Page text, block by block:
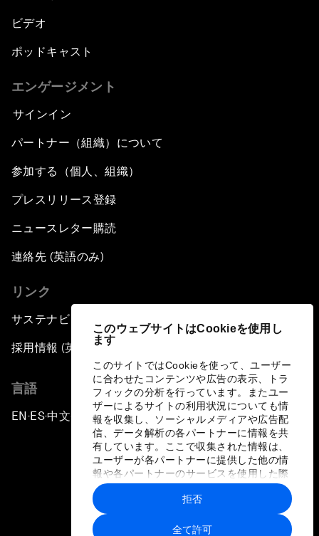
このウェブサイトはCookieを使用し
ます
このサイトではCookieを使って、ユーザー
に合わせたコンテンツや広告の表示、トラ
フィックの分析を行っています。またユー
ザーによるサイトの利用状況についても情
報を収集し、ソーシャルメディアや広告配
信、データ解析の各パートナーに情報を共
有しています。ここで収集された情報は、
ユーザーが各パートナーに提供した他の情
報や各パートナーのサービスを使用した際
に収集された情報と組み合わされ、各パー
トナーによって使用されることがありま
す。
全て許可
拒否
ビデオ
ポッドキャスト
エンゲージメント
サインイン
パートナー（組織）について
参加する（個人、組織）
プレスリリース登録
ニュースレター購読
連絡先 (英語のみ)
リンク
サステナビリティへの取り組み
採用情報 (英語のみ)
言語
EN ▪ES▪中文▪ 日本語
プライバシーポリシーと利用規約